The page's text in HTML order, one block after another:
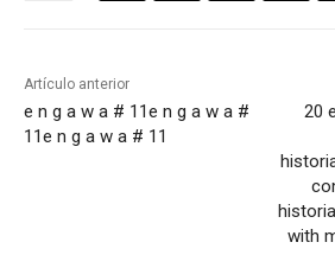
Artículo anterior
e n g a w a # 11e n g a w a #
11e n g a w a # 11
20
historia
with